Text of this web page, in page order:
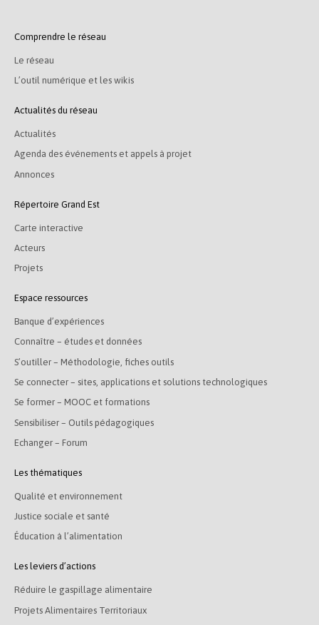
Comprendre le réseau
Le réseau
L’outil numérique et les wikis
Actualités du réseau
Actualités
Agenda des événements et appels à projet
Annonces
Répertoire Grand Est
Carte interactive
Acteurs
Projets
Espace ressources
Banque d’expériences
Connaître – études et données
S’outiller – Méthodologie, fiches outils
Se connecter – sites, applications et solutions technologiques
Se former – MOOC et formations
Sensibiliser – Outils pédagogiques
Echanger – Forum
Les thématiques
Qualité et environnement
Justice sociale et santé
Éducation à l’alimentation
Les leviers d’actions
Réduire le gaspillage alimentaire
Projets Alimentaires Territoriaux